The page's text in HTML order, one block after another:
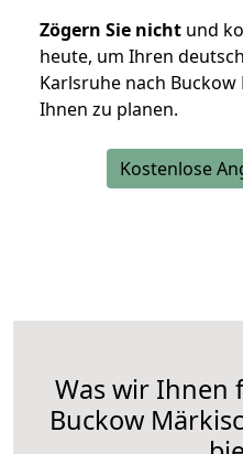
Zögern Sie nicht und
heute, um Ihren
Karlsruhe nach
Ihnen zu planen.
Kostenlose
Was wir Ihnen
Buckow